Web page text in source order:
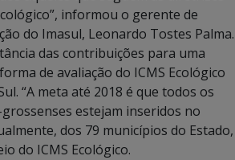
informou o gerente de
do Imasul, Leonardo Tostes Palma.
das contribuições para uma
de avaliação do ICMS Ecológico
“A meta até 2018 é que todos os
estejam inseridos no
dos 79 municípios do Estado,
do ICMS Ecológico.